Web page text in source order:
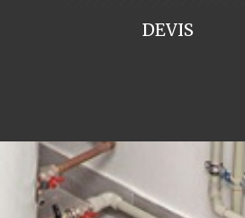
DEVIS